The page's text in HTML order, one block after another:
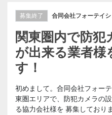
募集終了 合同会社フォーテイ
関東圏内で防犯
が出来る業者様
す！
初めまして。合同会社フォー
東圏エリアで、防犯カメラの
る協力会社様を 募集しており